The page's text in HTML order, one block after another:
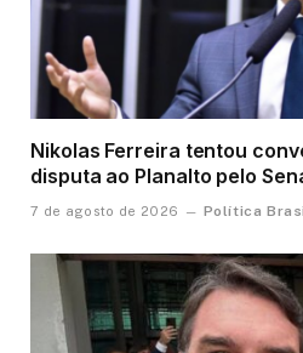
Nikolas Ferreira tentou
disputa ao Planalto pelo
7 de agosto de 2026 Política